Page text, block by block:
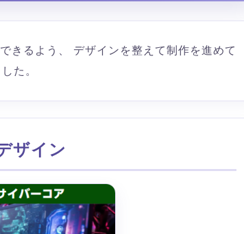
きるよう、 デザインを整えて制作を進めて
た。
ザイン